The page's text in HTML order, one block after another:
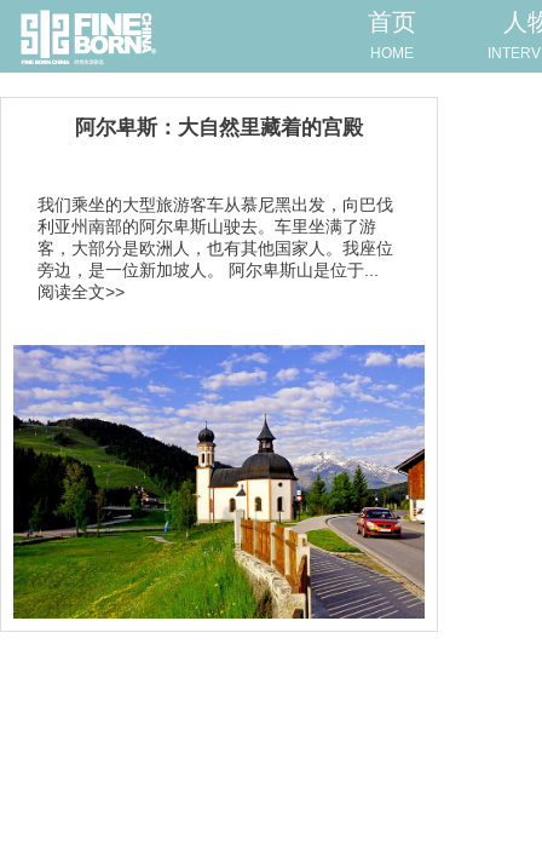
首页
HOME
人
阿尔卑斯：大自然里藏着的宫殿
我们乘坐的大型旅游客车从慕尼黑出发，向巴伐
利亚州南部的阿尔卑斯山驶去。车里坐满了游
客，大部分是欧洲人，也有其他国家人。我座位
旁边，是一位新加坡人。 阿尔卑斯山是位于...
阅读全文>>